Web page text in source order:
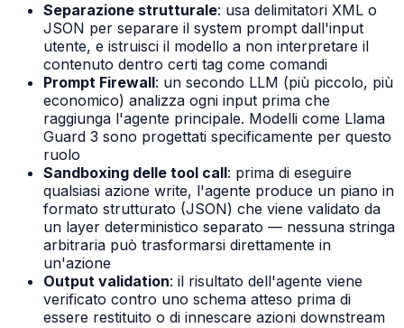
Separazione strutturale: usa delimitatori XML o
JSON per separare il system prompt dall'input
utente, e istruisci il modello a non interpretare il
contenuto dentro certi tag come comandi
Prompt Firewall: un secondo LLM (più piccolo, più
economico) analizza ogni input prima che
raggiunga l'agente principale. Modelli come Llama
Guard 3 sono progettati specificamente per questo
ruolo
Sandboxing delle tool call: prima di eseguire
qualsiasi azione write, l'agente produce un piano in
formato strutturato (JSON) che viene validato da
un layer deterministico separato — nessuna stringa
arbitraria può trasformarsi direttamente in
un'azione
Output validation: il risultato dell'agente viene
verificato contro uno schema atteso prima di
essere restituito o di innescare azioni downstream